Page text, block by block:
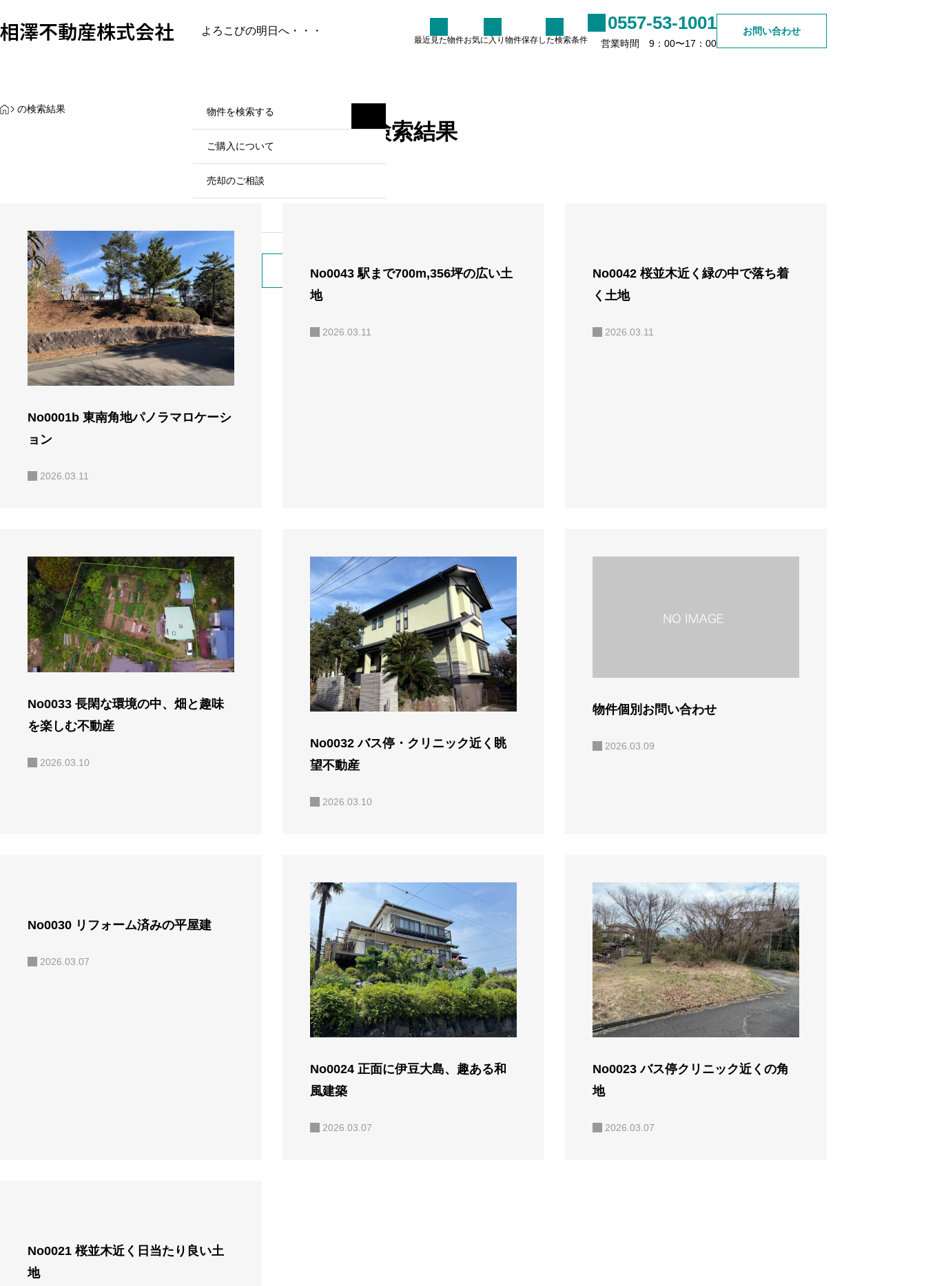
物件を検索する
売買戸建て
売買土地
売買事業用
賃貸戸建て
賃貸マンション
賃貸事業用
ご購入について
売却のご相談
055
7-
53-
100
1
営業時間
17：00
お問い合わせ
相澤不動産株式会社 よろこびの明日へ・・・
最近見た物件お気に入り物件保存した検索条件
0557-53-1001
営業時間 9：00〜17：00
お問い合わせ
７月の定休日
HOME
の検索結果
検索結果
No0001b 東南角地パノラマロケーシ
ョン
2026.03.11
No0043 駅まで700m,356坪の広い土
地
2026.03.11
No0042 桜並木近く緑の中で落ち着
く土地
2026.03.11
No0033 長閑な環境の中、畑と趣味
を楽しむ不動産
2026.03.10
No0032 バス停・クリニック近く眺
望不動産
2026.03.10
物件個別お問い合わせ
2026.03.09
No0030 リフォーム済みの平屋建
2026.03.07
No0024 正面に伊豆大島、趣ある和
風建築
2026.03.07
No0023 バス停クリニック近くの角
地
2026.03.07
No0021 桜並木近く日当たり良い土
地